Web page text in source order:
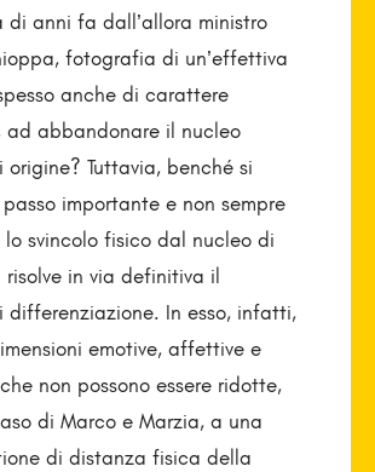
di anni fa dall’allora ministro
fotografia di un’effettiva
anche di carattere
ad abbandonare il nucleo
Tuttavia, benché si
importante e non sempre
lo svincolo fisico dal nucleo di
in via definitiva il
differenziazione. In esso, infatti,
emotive, affettive e
non possono essere ridotte,
di Marco e Marzia, a una
di distanza fisica della